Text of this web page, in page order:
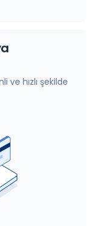
ve hızlı şekilde